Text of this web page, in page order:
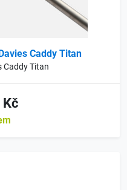
Caddy Titan
Caddy Titan